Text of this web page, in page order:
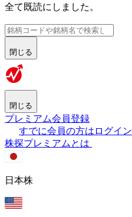
全て既読にしました。
閉じる
閉じる
プレミアム会員登録
すでに会員の方はログイン
株探プレミアムとは
日本株